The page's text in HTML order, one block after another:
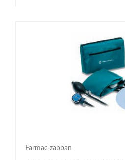
Farmac-zabban